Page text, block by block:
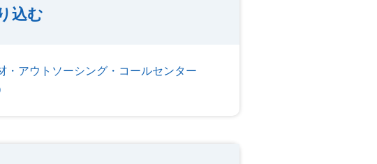
込む
・アウトソーシング・コールセンター